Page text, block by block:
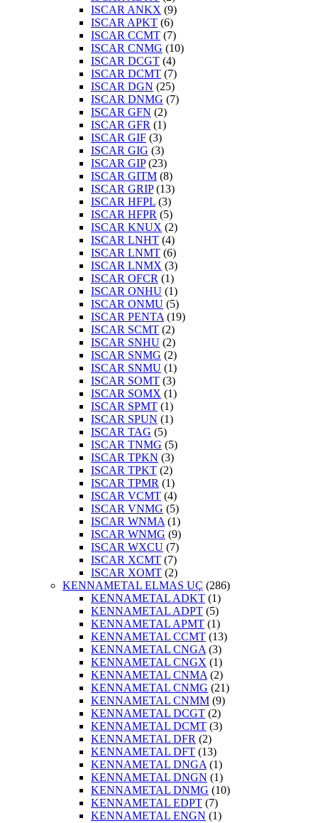
ISCAR ANKX (9)
ISCAR APKT (6)
ISCAR CCMT (7)
ISCAR CNMG (10)
ISCAR DCGT (4)
ISCAR DCMT (7)
ISCAR DGN (25)
ISCAR DNMG (7)
ISCAR GFN (2)
ISCAR GFR (1)
ISCAR GIF (3)
ISCAR GIG (3)
ISCAR GIP(23)
ISCAR GITM (8)
ISCAR GRIP(13)
ISCAR HFPL (3)
ISCAR HFPR (5)
ISCAR KNUX (2)
ISCAR LNHT (4)
ISCAR LNMT (6)
ISCAR LNMX (3)
ISCAR OFCR (1)
ISCAR ONHU (1)
ISCAR ONMU (5)
ISCAR PENTA (19)
ISCAR SCMT (2)
ISCAR SNHU (2)
ISCAR SNMG (2)
ISCAR SNMU (1)
ISCAR SOMT (3)
ISCAR SOMX (1)
ISCAR SPMT (1)
ISCAR SPUN (1)
ISCAR TAG (5)
ISCAR TNMG (5)
ISCAR TPKN (3)
ISCAR TPKT (2)
ISCAR TPMR (1)
ISCAR VCMT (4)
ISCAR VNMG (5)
ISCAR WNMA (1)
ISCAR WNMG (9)
ISCAR WXCU (7)
ISCAR XCMT (7)
ISCAR XOMT (2)
KENNAMETAL ELMAS UÇ (286)
KENNAMETAL ADKT (1)
KENNAMETAL ADPT (5)
KENNAMETAL APMT (1)
KENNAMETAL CCMT (13)
KENNAMETAL CNGA (3)
KENNAMETAL CNGX (1)
KENNAMETAL CNMA (2)
KENNAMETAL CNMG (21)
KENNAMETAL CNMM (9)
KENNAMETAL DCGT (2)
KENNAMETAL DCMT (3)
KENNAMETAL DFR (2)
KENNAMETAL DFT (13)
KENNAMETAL DNGA (1)
KENNAMETAL DNGN (1)
KENNAMETAL DNMG (10)
KENNAMETAL EDPT (7)
KENNAMETAL ENGN (1)